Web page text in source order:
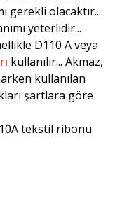
gerekli olacaktır...
yeterlidir...
D110 A veya
kullanılır... Akmaz,
kullanılan
şartlara göre
tekstil ribonu